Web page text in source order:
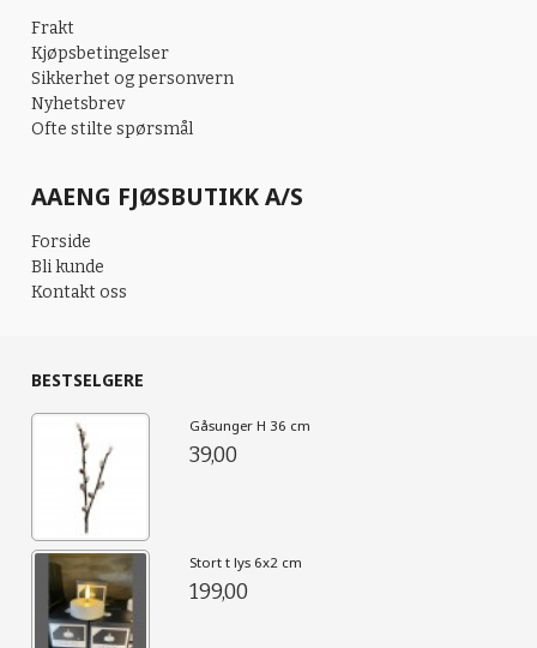
Frakt
Kjøpsbetingelser
Sikkerhet og personvern
Nyhetsbrev
Ofte stilte spørsmål
AAENG FJØSBUTIKK A/S
Forside
Bli kunde
Kontakt oss
BESTSELGERE
Gåsunger H 36 cm
39,00
Stort t lys 6x2 cm
199,00